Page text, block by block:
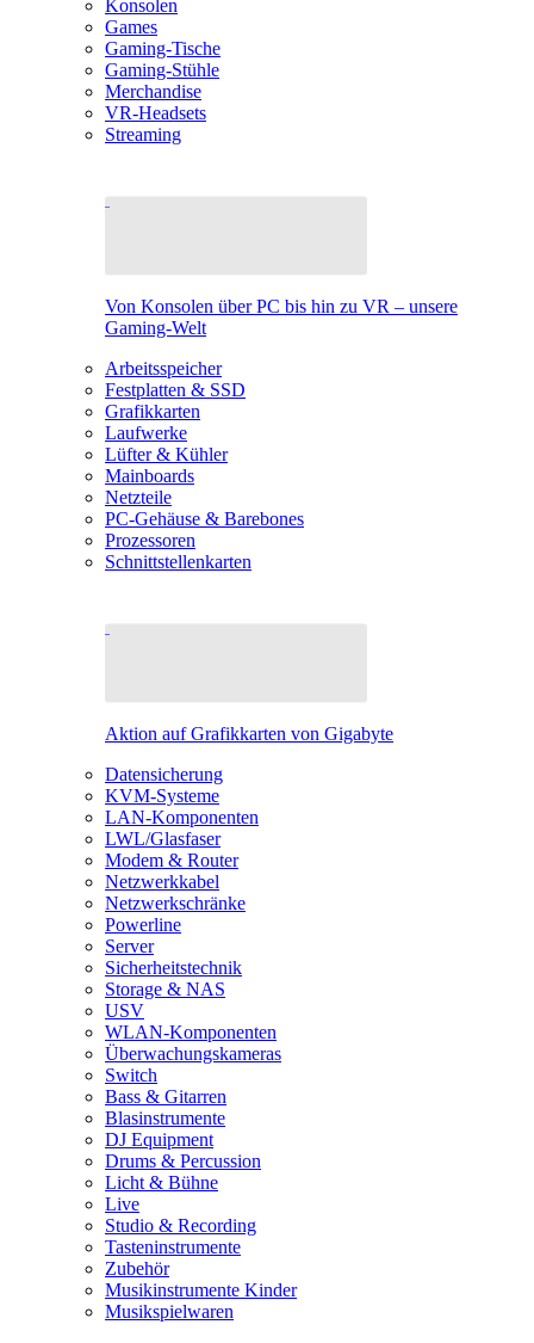
Konsolen
Games
Gaming-Tische
Gaming-Stühle
Merchandise
VR-Headsets
Streaming
Von Konsolen über PC bis hin zu VR – unsere
Gaming-Welt
Arbeitsspeicher
Festplatten & SSD
Grafikkarten
Laufwerke
Lüfter & Kühler
Mainboards
Netzteile
PC-Gehäuse & Barebones
Prozessoren
Schnittstellenkarten
Aktion auf Grafikkarten von Gigabyte
Datensicherung
KVM-Systeme
LAN-Komponenten
LWL/Glasfaser
Modem & Router
Netzwerkkabel
Netzwerkschränke
Powerline
Server
Sicherheitstechnik
Storage & NAS
USV
WLAN-Komponenten
Überwachungskameras
Switch
Bass & Gitarren
Blasinstrumente
DJ Equipment
Drums & Percussion
Licht & Bühne
Live
Studio & Recording
Tasteninstrumente
Zubehör
Musikinstrumente Kinder
Musikspielwaren